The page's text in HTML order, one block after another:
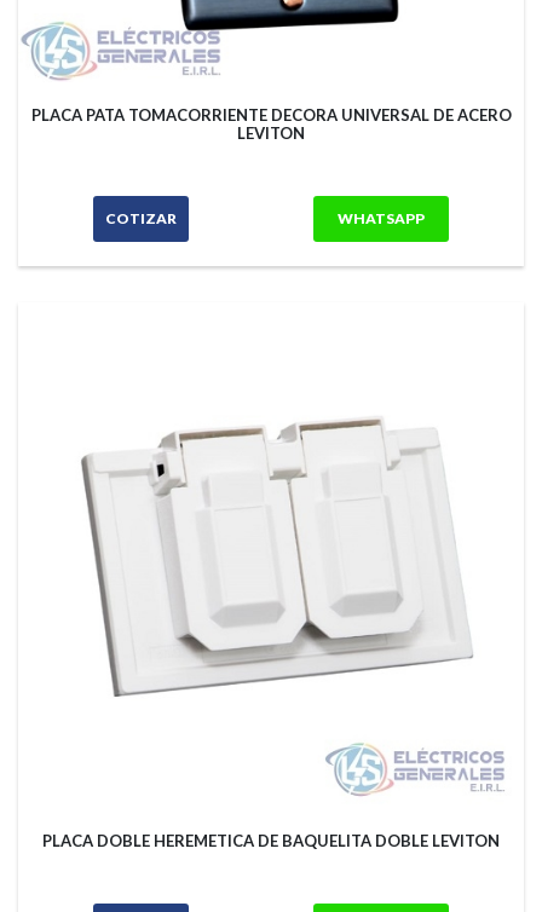
PLACA PATA TOMACORRIENTE DECORA UNIVERSAL DE ACERO
LEVITON
COTIZAR WHATSAPP
PLACA DOBLE HEREMETICA DE BAQUELITA DOBLE LEVITON